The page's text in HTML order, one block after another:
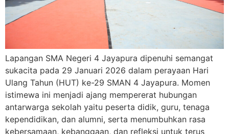
Lapangan SMA Negeri 4 Jayapura dipenuhi semangat
sukacita pada 29 Januari 2026 dalam perayaan Hari
Ulang Tahun (HUT) ke-29 SMAN 4 Jayapura. Momen
istimewa ini menjadi ajang mempererat hubungan
antarwarga sekolah yaitu peserta didik, guru, tenaga
kependidikan, dan alumni, serta menumbuhkan rasa
kebersamaan, kebanggaan, dan refleksi untuk terus